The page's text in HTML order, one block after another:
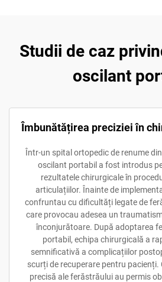
Studii de caz
oscilant
Îmbunătățirea preciziei în
Într-un spital ortopedic de renume
oscilant portabil a fost introdus
rezultatele chirurgicale în
articulațiilor. Înainte de
confruntau cu dificultăți legate de
care provocau adesea un
înconjurătoare. După adoptarea
portabil, echipa chirurgicală a
semnificativă a complicațiilor
scurți de recuperare pentru pacienți.
precisă ale ferăstrăului au permis